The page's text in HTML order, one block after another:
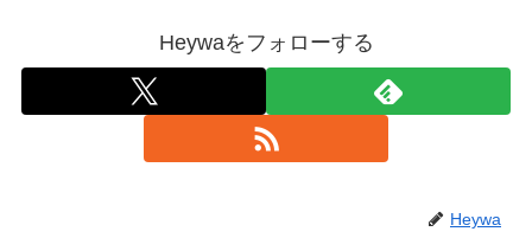
Heywaをフォローする
Heywa